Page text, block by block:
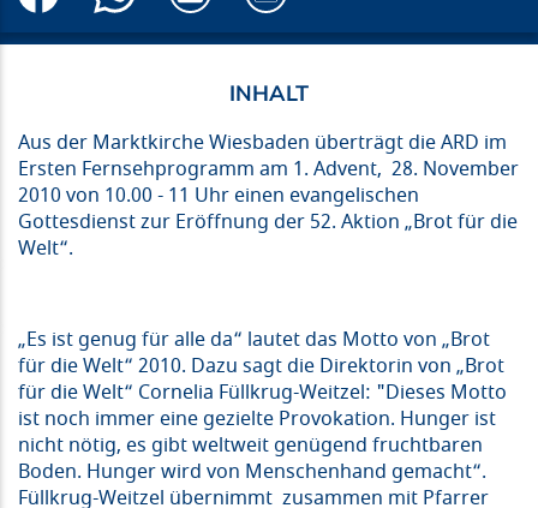
Aus der Marktkirche Wiesbaden überträgt die ARD im
Ersten Fernsehprogramm am 1. Advent, 28. November
2010 von 10.00 - 11 Uhr einen evangelischen
Gottesdienst zur Eröffnung der 52. Aktion „Brot für die
Welt“.
„Es ist genug für alle da“ lautet das Motto von „Brot
für die Welt“ 2010. Dazu sagt die Direktorin von „Brot
für die Welt“ Cornelia Füllkrug-Weitzel: "Dieses Motto
ist noch immer eine gezielte Provokation. Hunger ist
nicht nötig, es gibt weltweit genügend fruchtbaren
Boden. Hunger wird von Menschenhand gemacht“.
Füllkrug-Weitzel übernimmt zusammen mit Pfarrer